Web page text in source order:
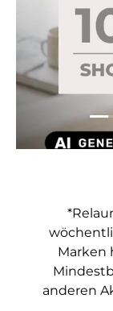
Marken
anderen